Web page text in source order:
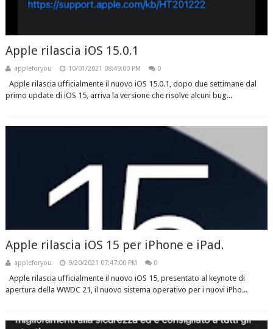
Apple rilascia iOS 15.0.1
appleforyou 10/01/2021 08:49:00 PM 0
Apple rilascia ufficialmente il nuovo iOS 15.0.1, dopo due settimane dal
primo update di iOS 15, arriva la versione che risolve alcuni bug...
Apple rilascia iOS 15 per iPhone e iPad.
appleforyou 9/20/2021 07:47:00 PM 0
Apple rilascia ufficialmente il nuovo iOS 15, presentato al keynote di
apertura della WWDC 21, il nuovo sistema operativo per i nuovi iPho...